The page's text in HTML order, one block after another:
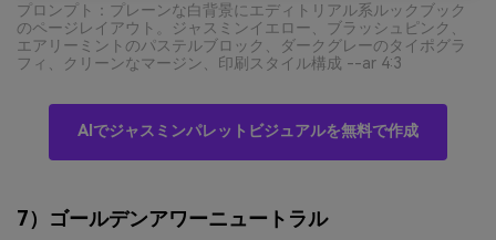
プロンプト：プレーンな白背景にエディトリアル系ルックブック
のページレイアウト。ジャスミンイエロー、ブラッシュピンク、
エアリーミントのパステルブロック、ダークグレーのタイポグラ
フィ、クリーンなマージン、印刷スタイル構成 --ar 4:3
AIでジャスミンパレットビジュアルを無料で作成
7）ゴールデンアワーニュートラル